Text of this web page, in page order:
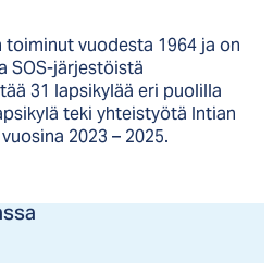
toiminut vuodesta 1964 ja on
SOS-järjestöistä
31 lapsikylää eri puolilla
teki yhteistyötä Intian
2023 – 2025.